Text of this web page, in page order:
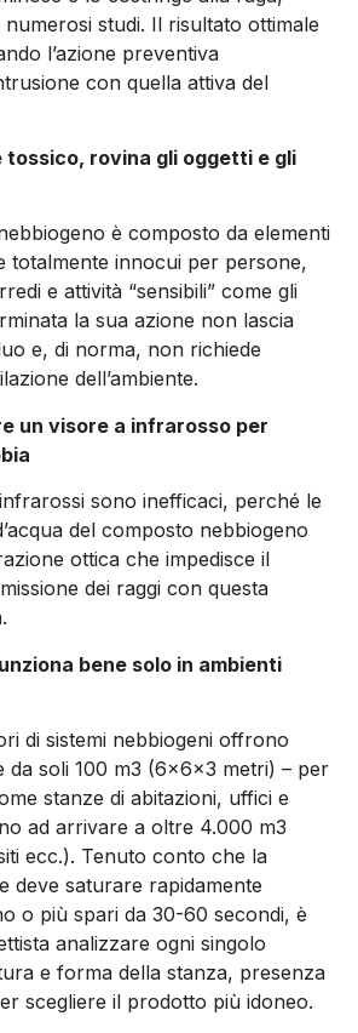
studi. Il risultato ottimale
l’azione preventiva
con quella attiva del
tossico, rovina gli oggetti e gli
è composto da elementi
totalmente innocui per persone,
e attività “sensibili” come gli
la sua azione non lascia
e, di norma, non richiede
dell’ambiente.
un visore a infrarosso per
sono inefficaci, perché le
del composto nebbiogeno
ottica che impedisce il
dei raggi con questa
bene solo in ambienti
di sistemi nebbiogeni offrono
da soli 100 m3 (6x6x3 metri) – per
stanze di abitazioni, uffici e
ad arrivare a oltre 4.000 m3
ecc.). Tenuto conto che la
deve saturare rapidamente
o più spari da 30-60 secondi, è
analizzare ogni singolo
e forma della stanza, presenza
scegliere il prodotto più idoneo.